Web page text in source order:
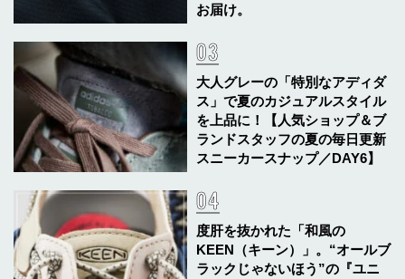
お届け。
大人グレーの「特別なアディダ
ス」で夏のカジュアルスタイル
を上品に！【人気ショップ＆ブ
ランドスタッフの夏の毎日更新
スニーカースナップ／DAY6】
度肝を抜かれた「和風の
KEEN（キーン）」。“オールブ
ラックじゃないほう”の『ユニ